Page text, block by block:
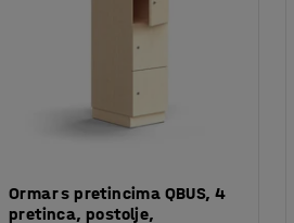
Ormar s pretincima QBUS, 4
pretinca, postolje,